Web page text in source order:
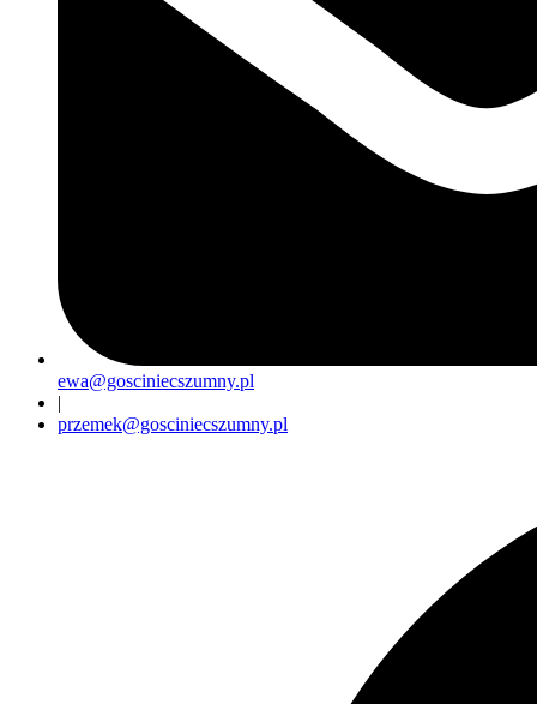
ewa@gosciniecszumny.pl
|
przemek@gosciniecszumny.pl